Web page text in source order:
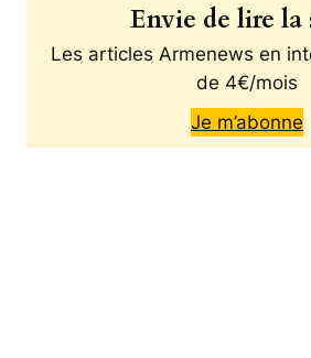
Envie de lire la
Les articles Armenews en
de 4€/mois
Je m’abonne